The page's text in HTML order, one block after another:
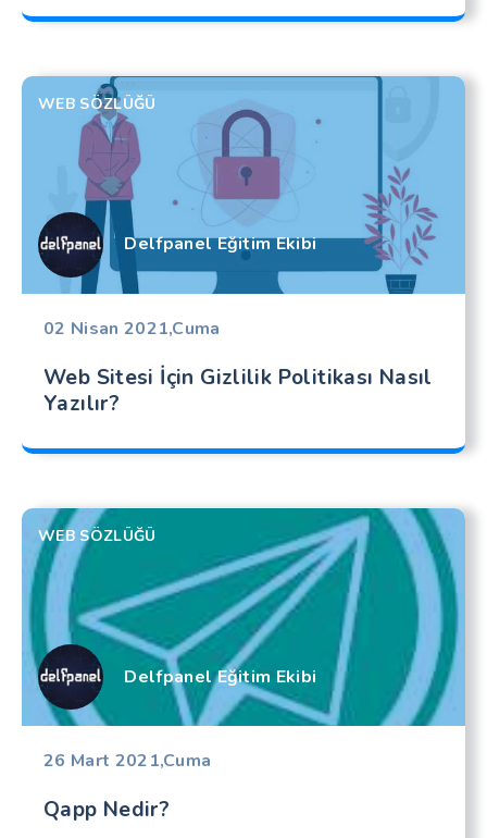
WEB SÖZLÜĞÜ
Delfpanel Eğitim Ekibi
02 Nisan 2021,Cuma
Web Sitesi İçin Gizlilik Politikası Nasıl
Yazılır?
WEB SÖZLÜĞÜ
Delfpanel Eğitim Ekibi
26 Mart 2021,Cuma
Qapp Nedir?